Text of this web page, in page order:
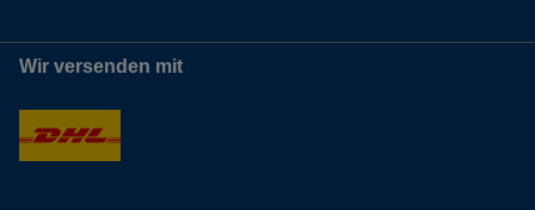
Wir versenden mit